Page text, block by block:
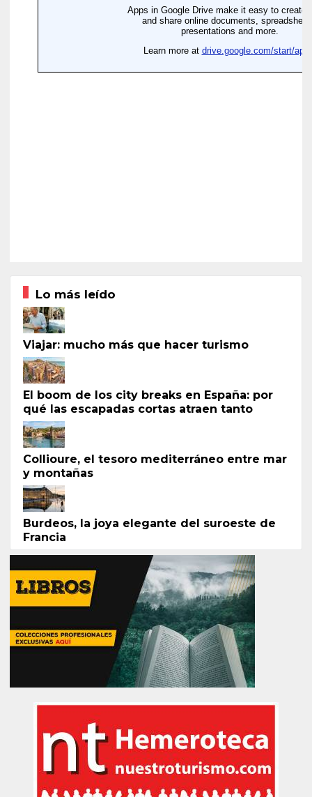
Lo más leído
Viajar: mucho más que hacer turismo
El boom de los city breaks en España: por
qué las escapadas cortas atraen tanto
Collioure, el tesoro mediterráneo entre mar
y montañas
Burdeos, la joya elegante del suroeste de
Francia